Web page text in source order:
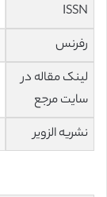
ISSN
رفرنس
لینک مقاله در
سایت مرجع
نشریه الزویر